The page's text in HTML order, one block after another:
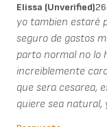
Elissa (unverified)
yo tambien estaré
seguro de gastos
parto normal no lo
increiblemente
que sera cesarea,
quiere sea natural,